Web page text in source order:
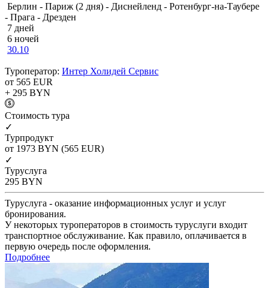
Берлин - Париж (2 дня) - Диснейленд - Ротенбург-на-Таубере
- Прага - Дрезден
7 дней
6 ночей
30.10
Туроператор: Интер Холидей Сервис
от 565 EUR
+ 295 BYN
Cтоимость тура
✓
Турпродукт
от 1973 BYN (565 EUR)
✓
Туруслуга
295 BYN
Туруслуга - оказание информационных услуг и услуг
бронирования.
У некоторых туроператоров в стоимость туруслуги входит
транспортное обслуживание. Как правило, оплачивается в
первую очередь после оформления.
Подробнее